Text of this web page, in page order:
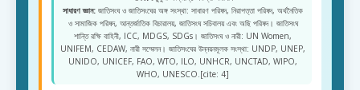
সাধারণ জ্ঞান: জাতিসংঘ ও জাতিসংঘের অঙ্গ সংস্থা: সাধারণ পরিষদ, নিরাপত্তা পরিষদ, অর্থনৈতিক
ও সামাজিক পরিষদ, আন্তর্জাতিক বিচারালয়, জাতিসংঘ সচিবালয় এবং অছি পরিষদ। জাতিসংঘ
শান্তি রক্ষি বাহিনী, ICC, MDGS, SDGs। জাতিসংঘ ও নারী: UN Women,
UNIFEM, CEDAW, নারী সম্মেলন। জাতিসংঘের উন্নয়নমূলক সংস্থা: UNDP, UNEP,
UNIDO, UNICEF, FAO, WTO, ILO, UNHCR, UNCTAD, WIPO,
WHO, UNESCO.[cite: 4]